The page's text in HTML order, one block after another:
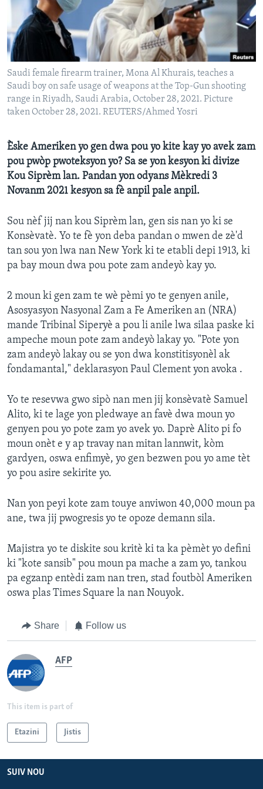
Languages
Saudi female firearm trainer, Mona Al Khurais, teaches a
Saudi boy on safe usage of weapons at the Top-Gun shooting
range in Riyadh, Saudi Arabia, October 28, 2021. Picture
taken October 28, 2021. REUTERS/Ahmed Yosri
Èske Ameriken yo gen dwa pou yo kite kay yo avek zam
pou pwòp pwoteksyon yo? Sa se yon kesyon ki divize
Kou Siprèm lan. Pandan yon odyans Mèkredi 3
Novanm 2021 kesyon sa fè anpil pale anpil.
Sou nèf jij nan kou Siprèm lan, gen sis nan yo ki se
Konsèvatè. Yo te fè yon deba pandan o mwen de zè'd
tan sou yon lwa nan New York ki te etabli depi 1913, ki
pa bay moun dwa pou pote zam andeyò kay yo.
2 moun ki gen zam te wè pèmi yo te genyen anile,
Asosyasyon Nasyonal Zam a Fe Ameriken an (NRA)
mande Tribinal Siperyè a pou li anile lwa silaa paske ki
ampeche moun pote zam andeyò lakay yo. "Pote yon
zam andeyò lakay ou se yon dwa konstitisyonèl ak
fondamantal," deklarasyon Paul Clement yon avoka .
Yo te resevwa gwo sipò nan men jij konsèvatè Samuel
Alito, ki te lage yon pledwaye an favè dwa moun yo
genyen pou yo pote zam yo avek yo. Daprè Alito pi fo
moun onèt e y ap travay nan mitan lannwit, kòm
gardyen, oswa enfimyè, yo gen bezwen pou yo ame tèt
yo pou asire sekirite yo.
Nan yon peyi kote zam touye anviwon 40,000 moun pa
ane, twa jij pwogresis yo te opoze demann sila.
Majistra yo te diskite sou kritè ki ta ka pèmèt yo defini
ki "kote sansib" pou moun pa mache a zam yo, tankou
pa egzanp entèdi zam nan tren, stad foutbòl Ameriken
oswa plas Times Square la nan Nouyok.
Share Follow us
AFP
This item is part of
Etazini Jistis
SUIV NOU